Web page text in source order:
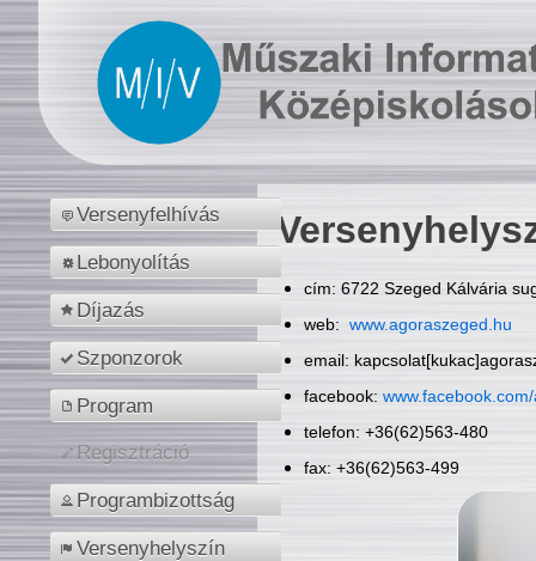
Versenyfelhívás
Lebonyolítás
Díjazás
Szponzorok
Program
Regisztráció
Programbizottság
Versenyhelyszín
cím: 6722 Szeged Kálvária
web: www.agoraszeged.hu
email:
facebook:
telefon: +36(62)563-480
fax: +36(62)563-499